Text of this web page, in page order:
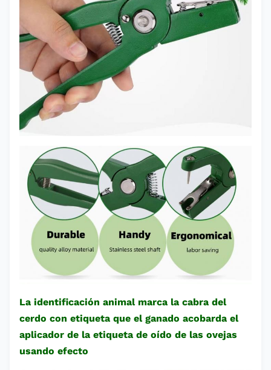
La identificación animal marca la cabra del
cerdo con etiqueta que el ganado acobarda el
aplicador de la etiqueta de oído de las ovejas
usando efecto